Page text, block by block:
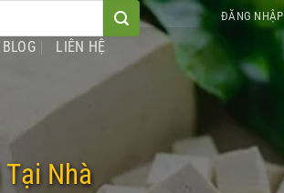
ĐĂNG NHẬP
BLOG LIÊN HỆ
Nhà